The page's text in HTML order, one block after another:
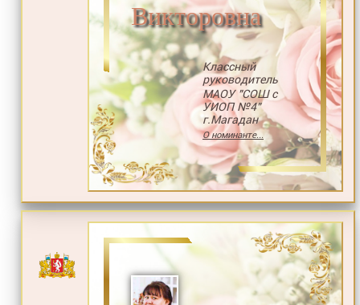
Викторовна
Классный
руководитель
МАОУ "СОШ с
УИОП №4"
г.Магадан
О номинанте...